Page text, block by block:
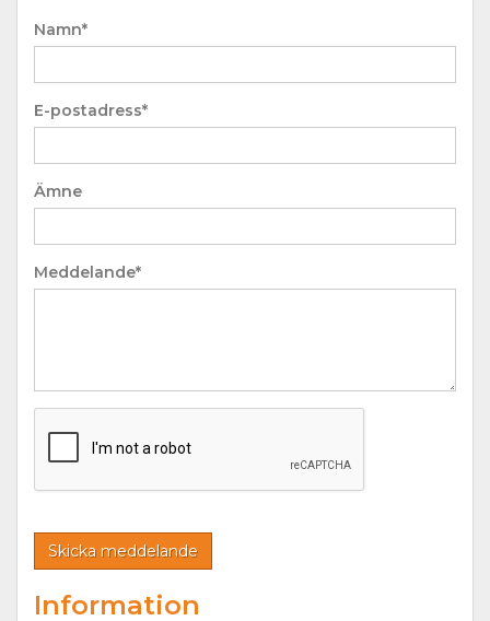
Namn*
E-postadress*
Ämne
Meddelande*
Information